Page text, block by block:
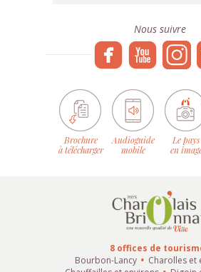
Nous suivre
Brochure
à télécharger
Audioguide
mobile
Le pays
en
8 offices de
Bourbon-Lancy
Charolles et